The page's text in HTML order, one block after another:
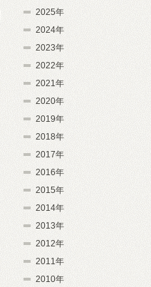
2025年
2024年
2023年
2022年
2021年
2020年
2019年
2018年
2017年
2016年
2015年
2014年
2013年
2012年
2011年
2010年